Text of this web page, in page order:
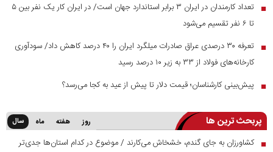
■
تعداد کارمندان در ایران ۳ برابر استاندارد جهان است/ در ایران کار یک نفر بین ۵
تا ۶ نفر تقسیم می‌شود
■
تعرفه ۳۰ درصدی عراق صادرات میلگرد ایران را ۴۰ درصد کاهش داد/ سودآوری
کارخانه‌های فولاد از ۳۳ به زیر ۱۰ درصد رسید
■ پیش‌بینی کارشناسان؛ قیمت دلار تا پیش از عید به کجا می‌رسد؟
پربحث ترین ها روز هفته ماه سال
■ کشاورزان به جای گندم، خشخاش می‌کارند / موضوع در کدام استان‌ها جدی‌تر